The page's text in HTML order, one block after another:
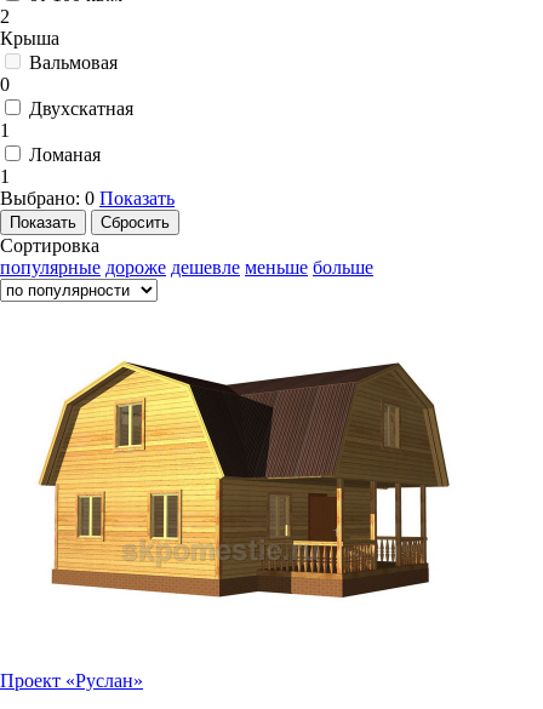
2
Крыша
Вальмовая
0
Двухскатная
1
Ломаная
1
Выбрано: 0 Показать
Сортировка
популярные дороже дешевле меньше больше
Проект «Руслан»